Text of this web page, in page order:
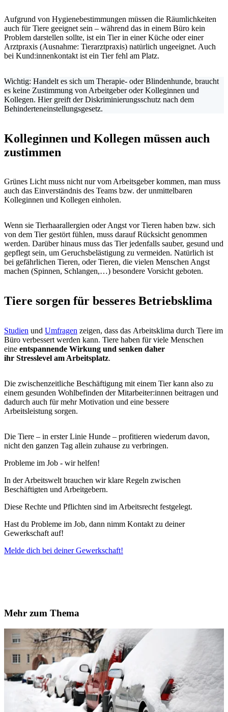
Aufgrund von Hygienebestimmungen müssen die Räumlichkeiten
auch für Tiere geeignet sein – während das in einem Büro kein
Problem darstellen sollte, ist ein Tier in einer Küche oder einer
Arztpraxis (Ausnahme: Tierarztpraxis) natürlich ungeeignet. Auch
bei Kund:innenkontakt ist ein Tier fehl am Platz.
Wichtig: Handelt es sich um Therapie- oder Blindenhunde, braucht
es keine Zustimmung von Arbeitgeber oder Kolleginnen und
Kollegen. Hier greift der Diskriminierungsschutz nach dem
Behinderteneinstellungsgesetz.
Kolleginnen und Kollegen müssen auch
zustimmen
Grünes Licht muss nicht nur vom Arbeitsgeber kommen, man muss
auch das Einverständnis des Teams bzw. der unmittelbaren
Kolleginnen und Kollegen einholen.
Wenn sie Tierhaarallergien oder Angst vor Tieren haben bzw. sich
von dem Tier gestört fühlen, muss darauf Rücksicht genommen
werden. Darüber hinaus muss das Tier jedenfalls sauber, gesund und
gepflegt sein, um Geruchsbelästigung zu vermeiden. Natürlich ist
bei gefährlichen Tieren, oder Tieren, die vielen Menschen Angst
machen (Spinnen, Schlangen,…) besondere Vorsicht geboten.
Tiere sorgen für besseres Betriebsklima
Studien und Umfragen zeigen, dass das Arbeitsklima durch Tiere im
Büro verbessert werden kann. Tiere haben für viele Menschen
eine entspannende Wirkung und senken daher
ihr Stresslevel am Arbeitsplatz.
Die zwischenzeitliche Beschäftigung mit einem Tier kann also zu
einem gesunden Wohlbefinden der Mitarbeiter:innen beitragen und
dadurch auch für mehr Motivation und eine bessere
Arbeitsleistung sorgen.
Die Tiere – in erster Linie Hunde – profitieren wiederum davon,
nicht den ganzen Tag allein zuhause zu verbringen.
Probleme im Job - wir helfen!
In der Arbeitswelt brauchen wir klare Regeln zwischen
Beschäftigten und Arbeitgebern.
Diese Rechte und Pflichten sind im Arbeitsrecht festgelegt.
Hast du Probleme im Job, dann nimm Kontakt zu deiner
Gewerkschaft auf!
Melde dich bei deiner Gewerkschaft!
Mehr zum Thema